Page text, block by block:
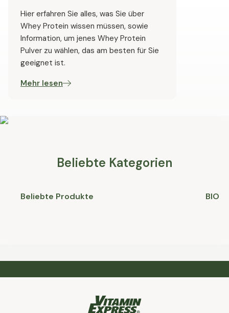
Hier erfahren Sie alles, was Sie über
Whey Protein wissen müssen, sowie
Information, um jenes Whey Protein
Pulver zu wählen, das am besten für Sie
geeignet ist.
Mehr lesen
Beliebte Kategorien
Beliebte Produkte BIO